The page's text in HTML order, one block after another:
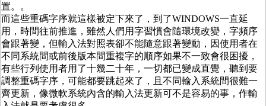
置。。
而這些重碼字序就這樣被定下來了，到了WINDOWS一直延
用，時間往前推進，雖然人們用字習慣會隨環境改變，字頻序
會跟著變，但輸入法對照表卻不能隨意跟著變動，因使用者在
不同系統間或前後版本間重複字的順序如果不一致會很困擾，
有些行列使用者用了十幾二十年，一切都已變成直覺，聽到要
調整重碼字序，可能都要跳起來了，且不同輸入系統間很難一
齊更新，像微軟系統內含的輸入法更新可不是容易的事，作輸